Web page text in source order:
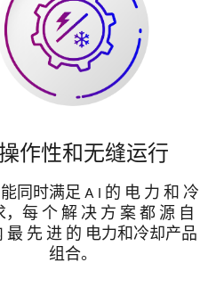
作性和无缝运行
同时满足 A I 的 电 力 和 冷
，每 个 解 决 方 案 都 源 自
最 先 进 的 电力和冷却产品
组合。